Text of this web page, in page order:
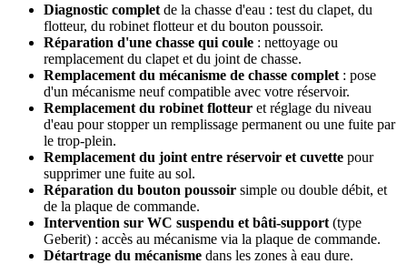
Diagnostic complet de la chasse d'eau : test du clapet, du
flotteur, du robinet flotteur et du bouton poussoir.
Réparation d'une chasse qui coule : nettoyage ou
remplacement du clapet et du joint de chasse.
Remplacement du mécanisme de chasse complet : pose
d'un mécanisme neuf compatible avec votre réservoir.
Remplacement du robinet flotteur et réglage du niveau
d'eau pour stopper un remplissage permanent ou une fuite par
le trop-plein.
Remplacement du joint entre réservoir et cuvette pour
supprimer une fuite au sol.
Réparation du bouton poussoir simple ou double débit, et
de la plaque de commande.
Intervention sur WC suspendu et bâti-support (type
Geberit) : accès au mécanisme via la plaque de commande.
Détartrage du mécanisme dans les zones à eau dure.